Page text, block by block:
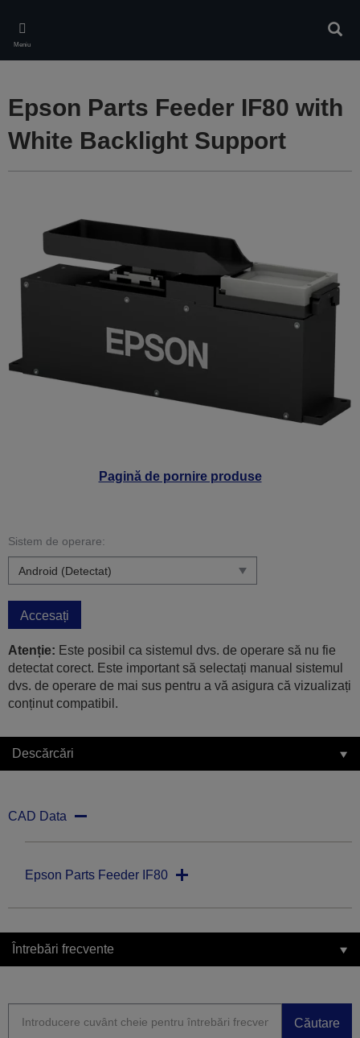
main
content
Meniu
Pagină de pornire produse
Epson Parts Feeder IF80 with
White Backlight Support
Sistem de operare:
Accesați
Atenție: Este posibil ca sistemul dvs. de operare să nu fie
detectat corect. Este important să selectați manual sistemul
dvs. de operare de mai sus pentru a vă asigura că vizualizați
conținut compatibil.
Descărcări
CAD Data
Epson Parts Feeder IF80
Întrebări frecvente
Căutare